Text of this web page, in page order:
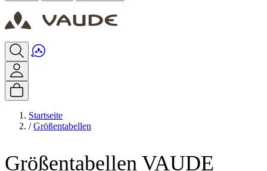
Startseite
/ Größentabellen
Größentabellen VAUDE